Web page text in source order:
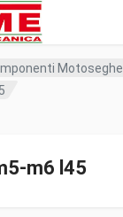
Motoseghe
m6 l45